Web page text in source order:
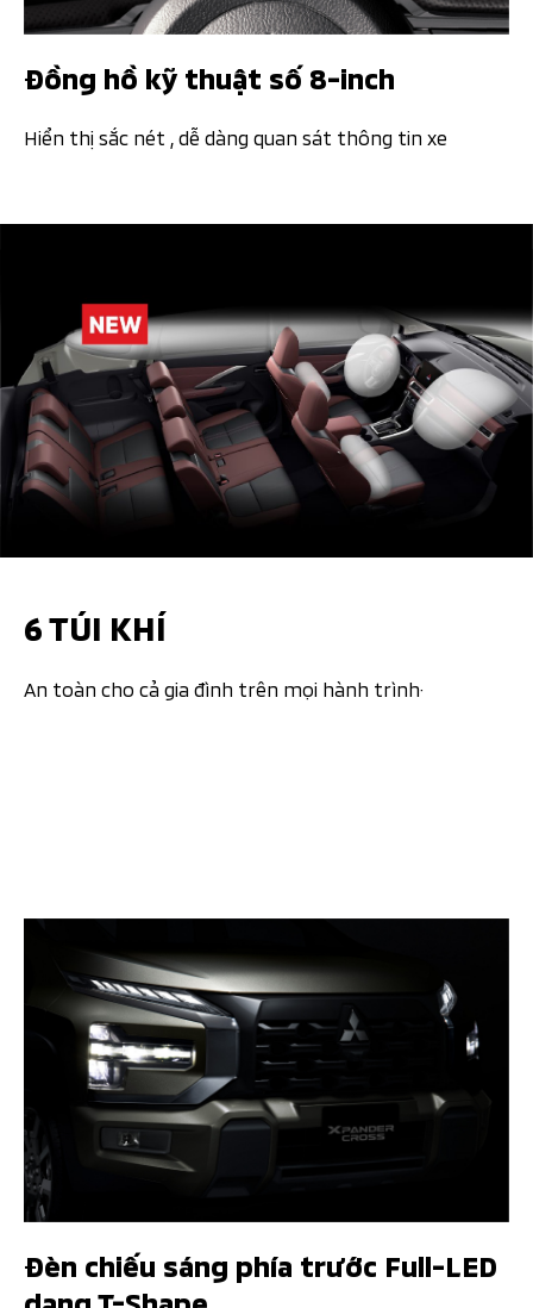
Đồng hồ kỹ thuật số 8-inch ​​
Hiển thị sắc nét , dễ dàng quan sát thông tin xe​​
6 TÚI KHÍ​​
An toàn cho cả gia đình trên mọi hành trình· ​
Đèn chiếu sáng phía trước Full-LED